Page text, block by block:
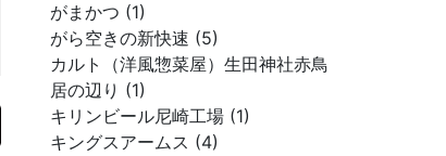
がまかつ (1)
がら空きの新快速 (5)
カルト（洋風惣菜屋）生田神社赤鳥
居の辺り (1)
キリンビール尼崎工場 (1)
キングスアームス (4)